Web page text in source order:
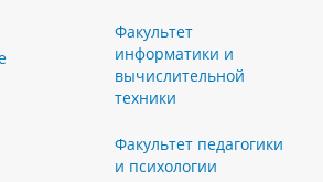
Факультет
информатики и
вычислительной
техники
Факультет педагогики
и психологии